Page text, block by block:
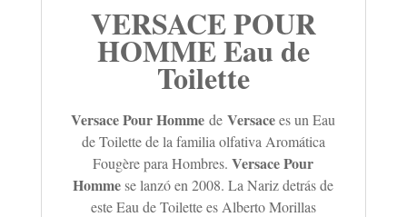
VERSACE POUR
HOMME Eau de
Toilette
Versace Pour Homme deVersacees un Eau
de Toilette de la familia olfativa Aromática
Fougère para Hombres.Versace Pour
Hommese lanzó en 2008. La Nariz detrás de
este Eau de Toilette es Alberto Morillas